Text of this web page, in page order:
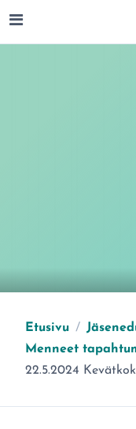
SIIRRY SIVUN
Etusivu /
Menneet
Olet täällä:
22.5.2024